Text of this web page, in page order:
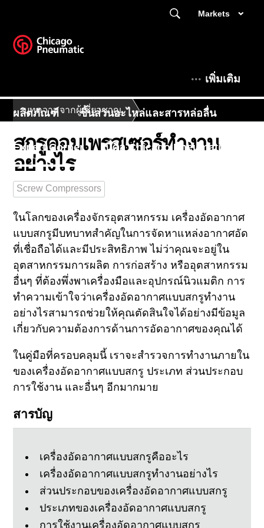
Markets
เพิ่มเติม
ผลิตภัณฑ์ ชิ้นส่วนอะไหล่และสารหล่อลื่น
Expert Corner นี่คือ Chicago Pneumatic
บทความจากผู้เชี่ยวชาญ
สกรูคอมเพรสเซอร์ทำงาน
อย่างไร
Screw Compressors
ในโลกของเครื่องจักรอุตสาหกรรม เครื่องอัดอากาศ
แบบสกรูมีบทบาทสําคัญในการจัดหาแหล่งอากาศอัด
ที่เชื่อถือได้และมีประสิทธิภาพ ไม่ว่าคุณจะอยู่ใน
อุตสาหกรรมการผลิต การก่อสร้าง หรืออุตสาหกรรม
อื่นๆ ที่ต้องพึ่งพาเครื่องมือและอุปกรณ์นิวแมติก การ
ทําความเข้าใจว่าเครื่องอัดอากาศแบบสกรูทํางาน
อย่างไรสามารถช่วยให้คุณตัดสินใจได้อย่างมีข้อมูล
เกี่ยวกับความต้องการด้านการอัดอากาศของคุณได้
ในคู่มือที่ครอบคลุมนี้ เราจะสํารวจการทํางานภายใน
ของเครื่องอัดอากาศแบบสกรู ประเภท ส่วนประกอบ
การใช้งาน และอื่นๆ อีกมากมาย
สารบัญ
เครื่องอัดอากาศแบบสกรูคืออะไร
เครื่องอัดอากาศแบบสกรูทํางานอย่างไร
ส่วนประกอบของเครื่องอัดอากาศแบบสกรู
ประเภทของเครื่องอัดอากาศแบบสกรู
การใช้งานเครื่องอัดอากาศแบบสกรู